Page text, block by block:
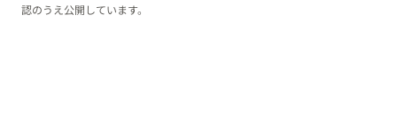
認のうえ公開しています。